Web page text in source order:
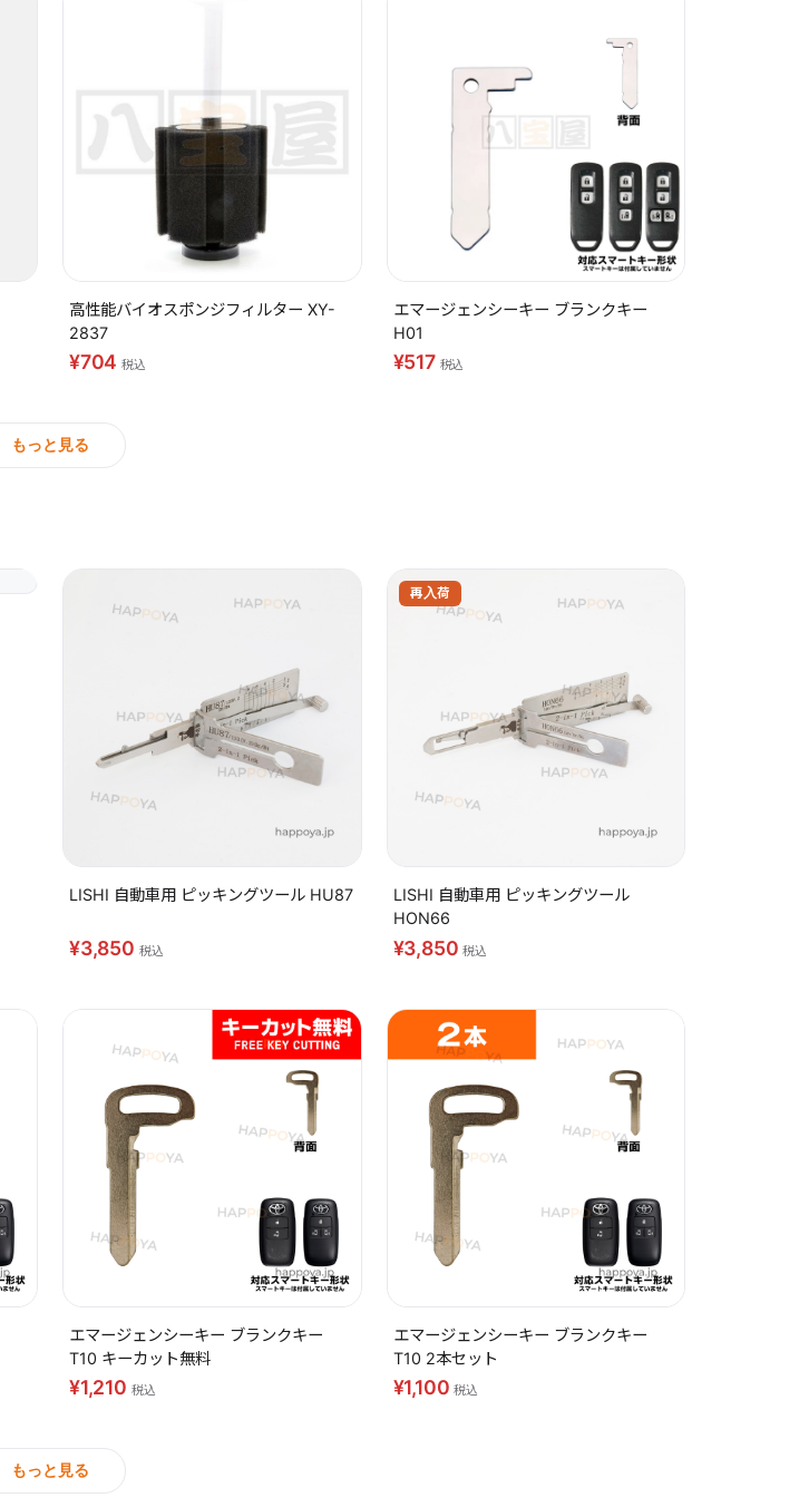
高性能バイオスポンジフィルター XY-
2837
¥704税込
エマージェンシーキー ブランクキー
H01
¥517 税込
もっと見る
LISHI 自動車用 ピッキングツール HU87
¥3,850 税込
LISHI 自動車用 ピッキングツール
HON66
¥3,850税込
エマージェンシーキー ブランクキー
T10 キーカット無料
¥1,210 税込
エマージェンシーキー ブランクキー
T10 2本セット
¥1,100税込
もっと見る